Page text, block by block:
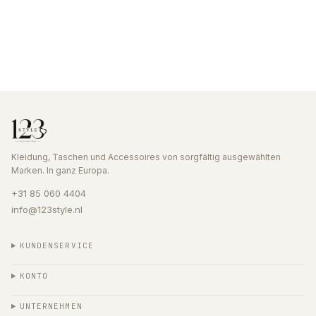
Kleidung, Taschen und Accessoires von sorgfältig ausgewählten
Marken. In ganz Europa.
+31 85 060 4404
info@123style.nl
KUNDENSERVICE
KONTO
UNTERNEHMEN